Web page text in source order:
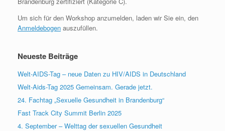
Um sich für den Workshop anzumelden, laden wir Sie ein, den
Anmeldebogen auszufüllen.
Neueste Beiträge
Welt-AIDS-Tag – neue Daten zu HIV/AIDS in Deutschland
Welt-Aids-Tag 2025 Gemeinsam. Gerade jetzt.
24. Fachtag „Sexuelle Gesundheit in Brandenburg“
Fast Track City Summit Berlin 2025
4. September – Welttag der sexuellen Gesundheit